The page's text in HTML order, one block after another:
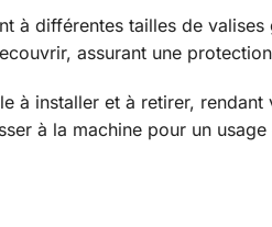
à différentes tailles de
assurant une
à installer et à retirer,
à la machine pour un